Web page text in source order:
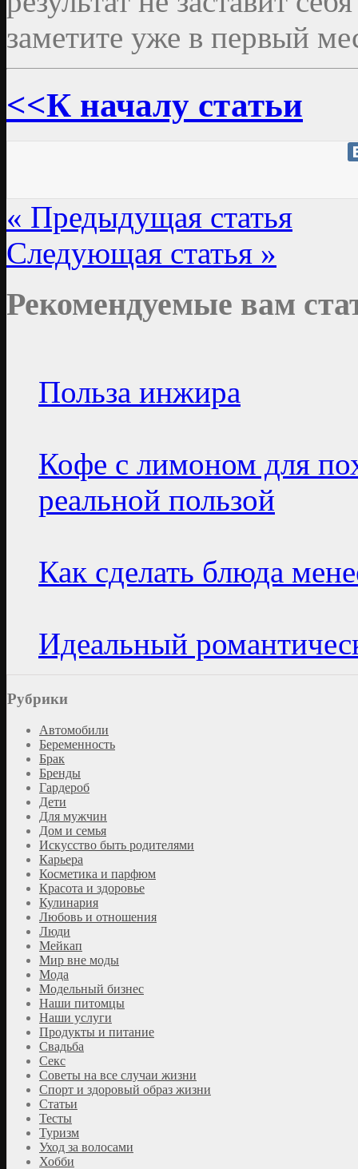
заметите уже в первый
<<К началу статьи
« Предыдущая статья
Следующая статья »
Рекомендуемые вам
Польза инжира
Кофе с лимоном для
реальной пользой
Как сделать блюда
Идеальный
Рубрики
Автомобили
Беременность
Брак
Бренды
Гардероб
Дети
Для мужчин
Дом и семья
Искусство быть родителями
Карьера
Косметика и парфюм
Красота и здоровье
Кулинария
Любовь и отношения
Люди
Мейкап
Мир вне моды
Мода
Модельный бизнес
Наши питомцы
Наши услуги
Продукты и питание
Свадьба
Секс
Советы на все случаи жизни
Спорт и здоровый образ жизни
Статьи
Тесты
Туризм
Уход за волосами
Хобби